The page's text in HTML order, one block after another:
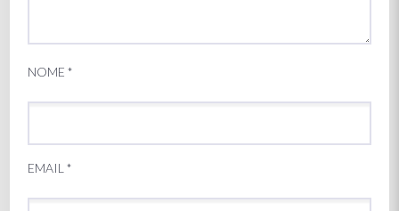
NOME*
EMAIL*